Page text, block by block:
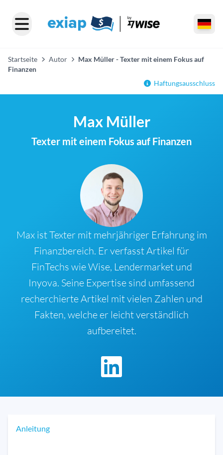
Startseite Autor
Max Müller - Texter mit einem Fokus auf
Finanzen
Haftungsausschluss
Max Müller
Texter mit einem Fokus auf Finanzen
Max ist Texter mit mehrjähriger Erfahrung im
Finanzbereich. Er verfasst Artikel für
FinTechs wie Wise, Lendermarket und
Inyova. Seine Expertise sind umfassend
recherchierte Artikel mit vielen Zahlen und
Fakten, welche er leicht verständlich
aufbereitet.
Anleitung